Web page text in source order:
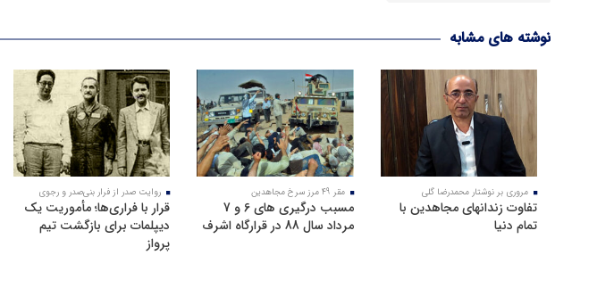
نوشته های مشابه
مروری بر نوشتار محمدرضا گلی
تفاوت زندانهای مجاهدین با
تمام دنیا
مقر 49 مرز سرخ مجاهدین
مسبب درگیری های 6 و 7
مرداد سال 88 در قرارگاه اشرف
روایت صدر از فرار بنی‌صدر و رجوی
قرار با فراری‌ها؛ مأموریت یک
دیپلمات برای بازگشت تیم
پرواز